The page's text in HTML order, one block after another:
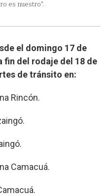
es nuestro".
el domingo 17 de
fin del rodaje del 18 de
de tránsito en:
Rincón.
Camacuá.